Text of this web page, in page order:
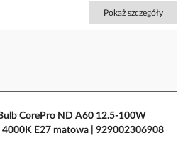
Pokaż szczegóły
CorePro ND A60 12.5-100W
4000K E27 matowa | 929002306908